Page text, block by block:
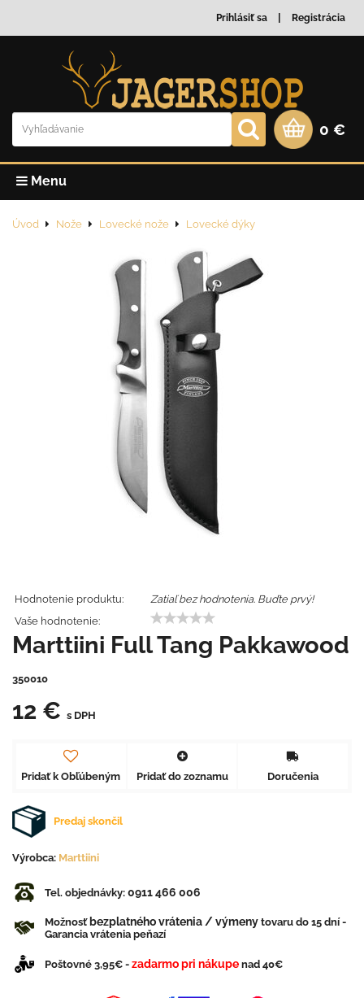
Prihlásiť sa Registrácia
0 €
Menu
Úvod Nože Lovecké nože Lovecké dýky
Hodnotenie produktu:
Zatiaľ bez hodnotenia. Buďte prvý!
Vaše hodnotenie:
Marttiini Full Tang Pakkawood
350010
12 € s DPH
Pridať k Obľúbeným Pridať do zoznamu Doručenia
Predaj skončil
Výrobca: Marttiini
Tel. objednávky: 0911 466 006
Možnosťbezplatného vrátenia / výmeny tovaru do 15 dní -
Garancia vrátenia peňazí
Poštovné 3,95€ - zadarmo pri nákupe nad 40€